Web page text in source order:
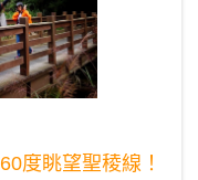
度眺望聖稜線！